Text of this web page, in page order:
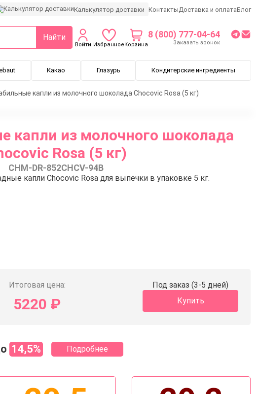
Калькулятор доставки КонтактыДоставка и оплатаБлог
Найти
Войти ИзбранноеКорзина
8 (800) 777-04-64
Заказать звонок
Какао Глазурь Кондитерские ингредиенты
капли из молочного шоколада Chocovic Rosa (5 кг)
капли из молочного шоколада
Rosa (5 кг)
CHM-DR-852CHCV-94B
капли Chocovic Rosa для выпечки в упаковке 5 кг.
Итоговая цена:
5220 ₽
Под заказ (3-5 дней)
Купить
14,5% Подробнее